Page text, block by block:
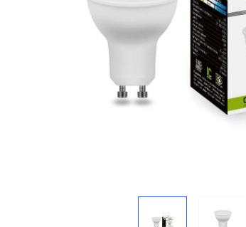
Беспроводные выключатели
Контроллеры и реле 220в